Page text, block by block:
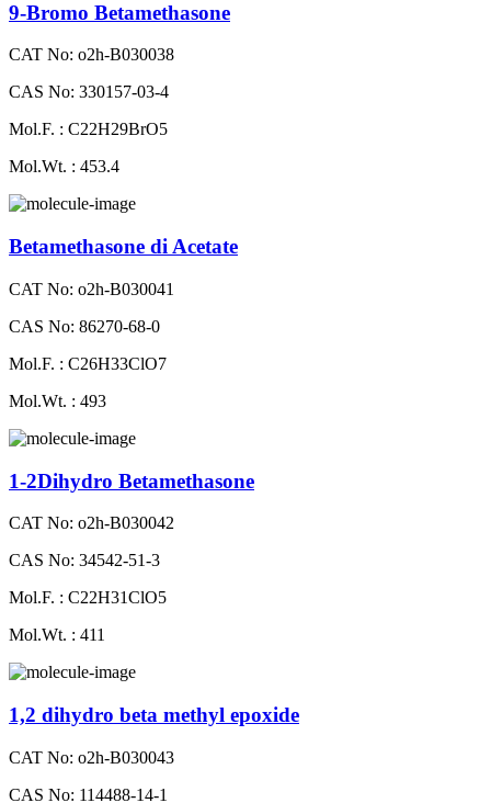
9-Bromo Betamethasone
CAT No: o2h-B030038
CAS No: 330157-03-4
Mol.F. : C22H29BrO5
Mol.Wt. : 453.4
Betamethasone di Acetate
CAT No: o2h-B030041
CAS No: 86270-68-0
Mol.F. : C26H33ClO7
Mol.Wt. : 493
1-2Dihydro Betamethasone
CAT No: o2h-B030042
CAS No: 34542-51-3
Mol.F. : C22H31ClO5
Mol.Wt. : 411
1,2 dihydro beta methyl epoxide
CAT No: o2h-B030043
CAS No: 114488-14-1